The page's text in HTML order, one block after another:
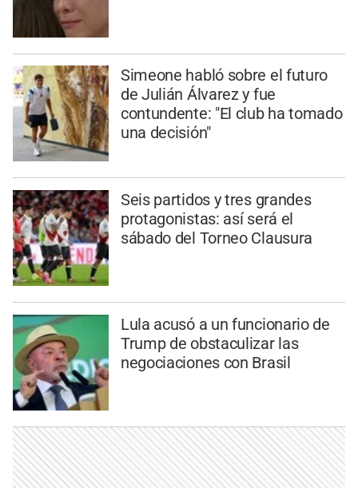
Simeone habló sobre el futuro
de Julián Álvarez y fue
contundente: "El club ha tomado
una decisión"
Seis partidos y tres grandes
protagonistas: así será el
sábado del Torneo Clausura
Lula acusó a un funcionario de
Trump de obstaculizar las
negociaciones con Brasil